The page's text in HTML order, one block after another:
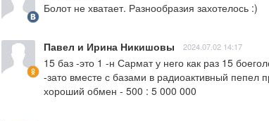
Болот не хватает. Разнообразия захотелось :)
Павел и Ирина Никишовы 2024.07.02 14:17
15 баз -это 1 -н Сармат у него как раз 15
-зато вместе с базами в радиоактивный пепел
хороший обмен - 500 : 5 000 000